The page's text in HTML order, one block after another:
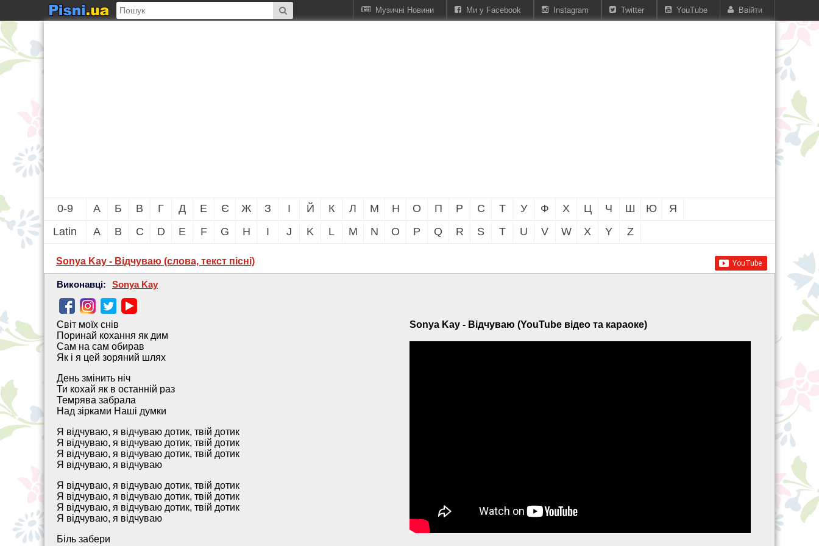
Ввійти
YouTube
Twitter
Instagram
Ми у Facebook
Музичні Новини
0-9 А Б В Г Д Е Є Ж З І Й К Л М Н О П Р С Т У Ф Х Ц Ч Ш Ю
Я
Latin
A B C D E F G H I J K L M N O P Q R S T U V W X Y Z
Sonya Kay - Вiдчуваю (слова, текст пісні)
Виконавці: Sonya Kay
Світ моїх снів
Поринай кохання як дим
Сам на сам обирав
Як і я цей зоряний шлях
День змінить ніч
Ти кохай як в останній раз
Темрява забрала
Над зiрками Наші думки
Я відчуваю, я відчуваю дотик, твій дотик
Я відчуваю, я відчуваю дотик, твій дотик
Я відчуваю, я відчуваю дотик, твій дотик
Я відчуваю, я відчуваю
Я відчуваю, я відчуваю дотик, твій дотик
Я відчуваю, я відчуваю дотик, твій дотик
Я відчуваю, я відчуваю дотик, твій дотик
Я відчуваю, я відчуваю
Біль забери
Sonya Kay - Вiдчуваю (YouTube відео та караоке)